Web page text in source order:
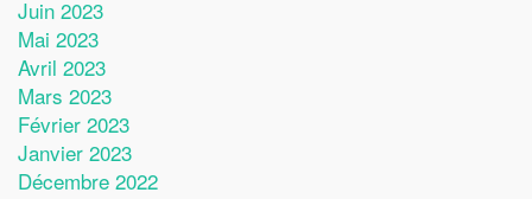
Juin 2023
Mai 2023
Avril 2023
Mars 2023
Février 2023
Janvier 2023
Décembre 2022